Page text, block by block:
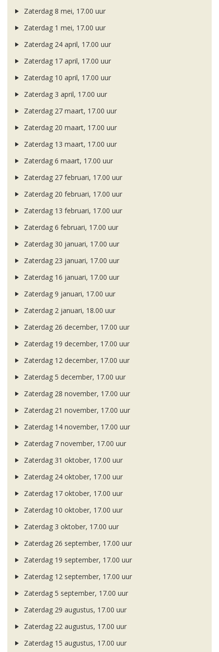
Zaterdag 8 mei, 17.00 uur
Zaterdag 1 mei, 17.00 uur
Zaterdag 24 april, 17.00 uur
Zaterdag 17 april, 17.00 uur
Zaterdag 10 april, 17.00 uur
Zaterdag 3 april, 17.00 uur
Zaterdag 27 maart, 17.00 uur
Zaterdag 20 maart, 17.00 uur
Zaterdag 13 maart, 17.00 uur
Zaterdag 6 maart, 17.00 uur
Zaterdag 27 februari, 17.00 uur
Zaterdag 20 februari, 17.00 uur
Zaterdag 13 februari, 17.00 uur
Zaterdag 6 februari, 17.00 uur
Zaterdag 30 januari, 17.00 uur
Zaterdag 23 januari, 17.00 uur
Zaterdag 16 januari, 17.00 uur
Zaterdag 9 januari, 17.00 uur
Zaterdag 2 januari, 18.00 uur
Zaterdag 26 december, 17.00 uur
Zaterdag 19 december, 17.00 uur
Zaterdag 12 december, 17.00 uur
Zaterdag 5 december, 17.00 uur
Zaterdag 28 november, 17.00 uur
Zaterdag 21 november, 17.00 uur
Zaterdag 14 november, 17.00 uur
Zaterdag 7 november, 17.00 uur
Zaterdag 31 oktober, 17.00 uur
Zaterdag 24 oktober, 17.00 uur
Zaterdag 17 oktober, 17.00 uur
Zaterdag 10 oktober, 17.00 uur
Zaterdag 3 oktober, 17.00 uur
Zaterdag 26 september, 17.00 uur
Zaterdag 19 september, 17.00 uur
Zaterdag 12 september, 17.00 uur
Zaterdag 5 september, 17.00 uur
Zaterdag 29 augustus, 17.00 uur
Zaterdag 22 augustus, 17.00 uur
Zaterdag 15 augustus, 17.00 uur